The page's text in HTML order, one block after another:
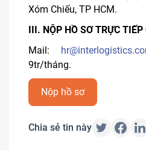
Xóm Chiếu, TP HCM.
III. NỘP HỒ SƠ TRỰC TIẾP
Mail:
9tr/tháng.
Nộp hồ sơ
Chia sẻ tin này